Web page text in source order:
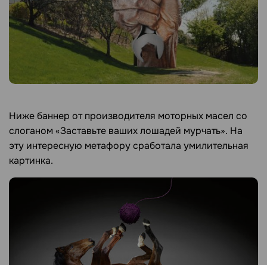
Ниже баннер от производителя моторных масел со
слоганом «Заставьте ваших лошадей мурчать». На
эту интересную метафору сработала умилительная
картинка.